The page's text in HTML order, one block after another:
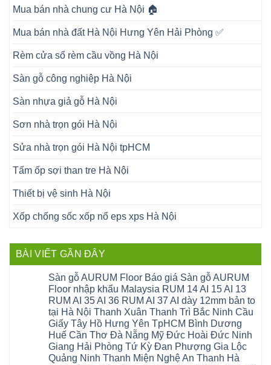
Mua bán nhà chung cư Hà Nội 🏠
Mua bán nhà đất Hà Nội Hưng Yên Hải Phòng ✅
Rèm cửa sổ rèm cầu vồng Hà Nội
Sàn gỗ công nghiệp Hà Nội
Sàn nhựa giả gỗ Hà Nội
Sơn nhà trọn gói Hà Nội
Sửa nhà trọn gói Hà Nội tpHCM
Tấm ốp sợi than tre Hà Nội
Thiết bị vệ sinh Hà Nội
Xốp chống sốc xốp nổ eps xps Hà Nội
BÀI VIẾT GẦN ĐÂY
Sàn gỗ AURUM Floor Báo giá Sàn gỗ AURUM
Floor nhập khẩu Malaysia RUM 14 AI 15 AI 13
RUM AI 35 AI 36 RUM AI 37 AI dày 12mm bản to
tại Hà Nội Thanh Xuân Thanh Trì Bắc Ninh Cầu
Giấy Tây Hồ Hưng Yên TpHCM Bình Dương
Huế Cần Thơ Đà Nẵng Mỹ Đức Hoài Đức Ninh
Giang Hải Phòng Tứ Kỳ Đan Phượng Gia Lộc
Quảng Ninh Thanh Miện Nghệ An Thanh Hà